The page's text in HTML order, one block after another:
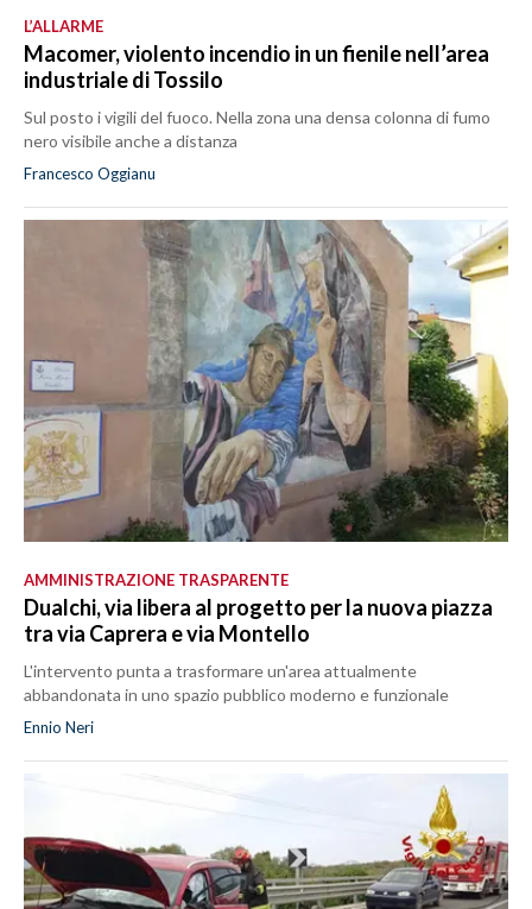
L’ALLARME
Macomer, violento incendio in un fienile nell’area
industriale di Tossilo
Sul posto i vigili del fuoco. Nella zona una densa colonna di fumo
nero visibile anche a distanza
Francesco Oggianu
AMMINISTRAZIONE TRASPARENTE
Dualchi, via libera al progetto per la nuova piazza
tra via Caprera e via Montello
L'intervento punta a trasformare un'area attualmente
abbandonata in uno spazio pubblico moderno e funzionale
Ennio Neri